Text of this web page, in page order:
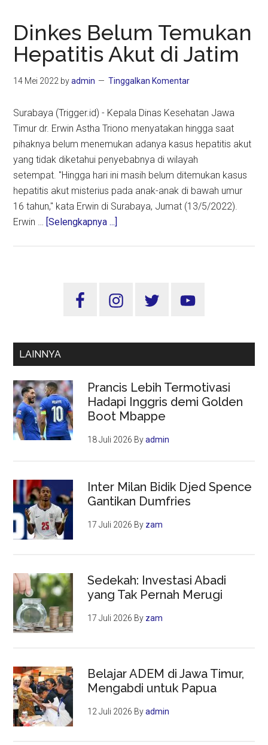
Dinkes Belum Temukan
Hepatitis Akut di Jatim
14 Mei 2022 byadmin Tinggalkan Komentar
Surabaya (Trigger.id) - Kepala Dinas Kesehatan Jawa
Timur dr. Erwin Astha Triono menyatakan hingga saat
pihaknya belum menemukan adanya kasus hepatitis akut
yang tidak diketahui penyebabnya di wilayah
setempat. "Hingga hari ini masih belum ditemukan kasus
hepatitis akut misterius pada anak-anak di bawah umur
16 tahun," kata Erwin di Surabaya, Jumat (13/5/2022).
Erwin … [Selengkapnya ...]
Akut
Sidebar
LAINNYA
Prancis Lebih Termotivasi
Hadapi Inggris demi Golden
Boot Mbappe
18 Juli 2026 Byadmin
Inter Milan Bidik Djed Spence
Gantikan Dumfries
17 Juli 2026 By zam
Sedekah: Investasi Abadi
yang Tak Pernah Merugi
17 Juli 2026 By zam
Belajar ADEM di Jawa Timur,
Mengabdi untuk Papua
12 Juli 2026 Byadmin